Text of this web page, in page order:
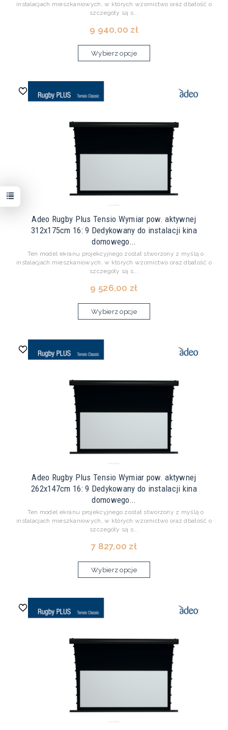
instalacjach mieszkaniowych, w których wzornictwo oraz dbałość o
szczegóły są s...
9 940,00 zł
Wybierz opcje
Adeo Rugby Plus Tensio Wymiar pow. aktywnej
312x175cm 16: 9 Dedykowany do instalacji kina
domowego...
Ten model ekranu projekcyjnego został stworzony z myślą o
instalacjach mieszkaniowych, w których wzornictwo oraz dbałość o
szczegóły są s...
9 526,00 zł
Wybierz opcje
Adeo Rugby Plus Tensio Wymiar pow. aktywnej
262x147cm 16: 9 Dedykowany do instalacji kina
domowego...
Ten model ekranu projekcyjnego został stworzony z myślą o
instalacjach mieszkaniowych, w których wzornictwo oraz dbałość o
szczegóły są s...
7 827,00 zł
Wybierz opcje